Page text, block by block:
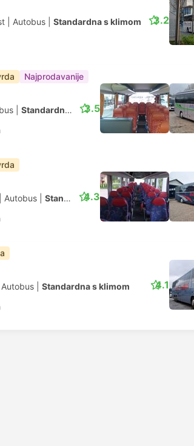
Autobus Standardna s klimom 3.2
Najprodavanije
Standardna s klimom 3.5
Autobus Standardna s klimom 4.3
Autobus Standardna s klimom 4.1